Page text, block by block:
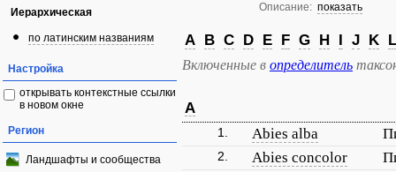
Иерархическая
по латинским названиям
Настройка
открывать контекстные ссылки
в новом окне
Регион
Ландшафты и сообщества
Описание: показать
A B C D E F G H I J K L
Включенные в определитель
A
1. Abies alba
2. Abies concolor